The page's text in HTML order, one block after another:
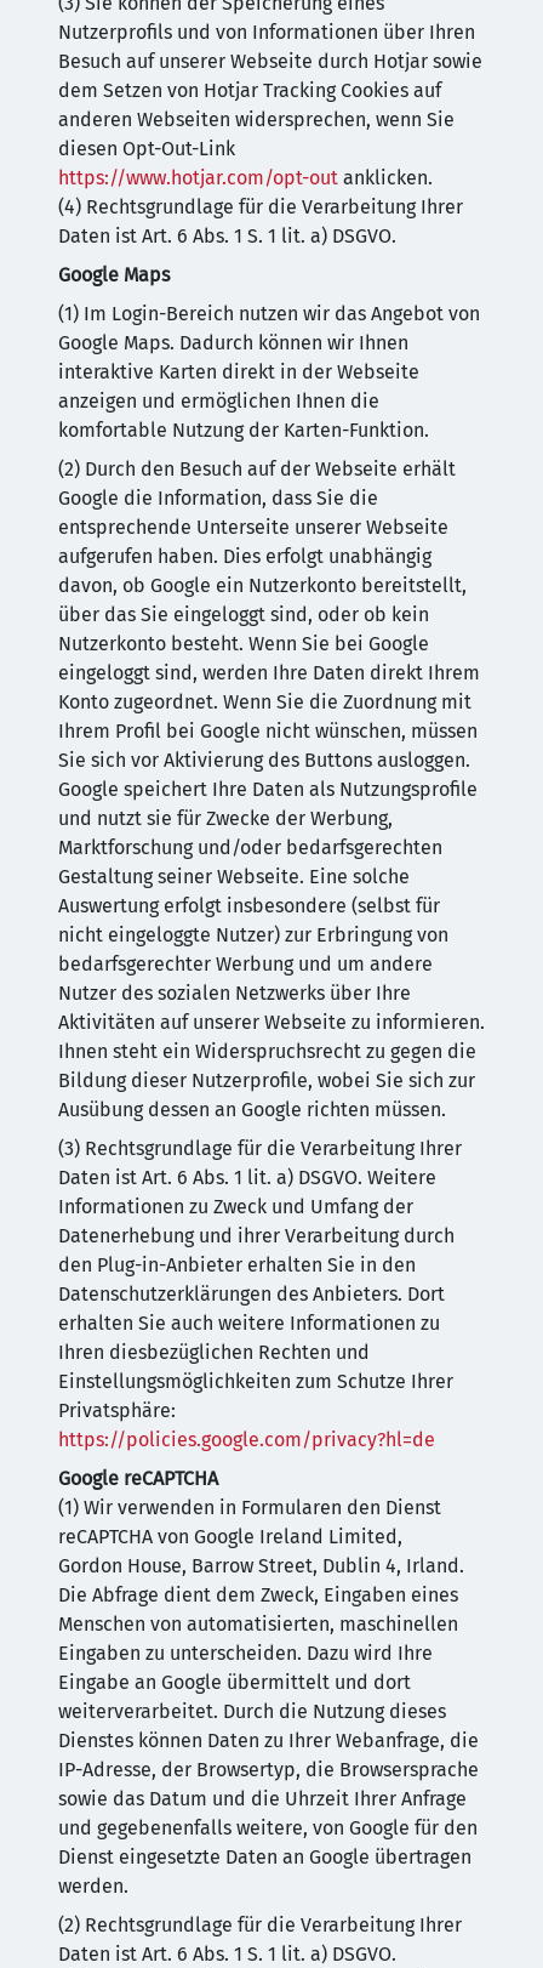
Nutzerprofils und von Informationen über Ihren
Besuch auf unserer Webseite durch Hotjar sowie
dem Setzen von Hotjar Tracking Cookies auf
anderen Webseiten widersprechen, wenn Sie
diesen Opt-Out-Link
https://www.hotjar.com/opt-out anklicken.
(4) Rechtsgrundlage für die Verarbeitung Ihrer
Daten ist Art. 6 Abs. 1 S. 1 lit. a) DSGVO.
Google Maps
(1) Im Login-Bereich nutzen wir das Angebot von
Google Maps. Dadurch können wir Ihnen
interaktive Karten direkt in der Webseite
anzeigen und ermöglichen Ihnen die
komfortable Nutzung der Karten-Funktion.
(2) Durch den Besuch auf der Webseite erhält
Google die Information, dass Sie die
entsprechende Unterseite unserer Webseite
aufgerufen haben. Dies erfolgt unabhängig
davon, ob Google ein Nutzerkonto bereitstellt,
über das Sie eingeloggt sind, oder ob kein
Nutzerkonto besteht. Wenn Sie bei Google
eingeloggt sind, werden Ihre Daten direkt Ihrem
Konto zugeordnet. Wenn Sie die Zuordnung mit
Ihrem Profil bei Google nicht wünschen, müssen
Sie sich vor Aktivierung des Buttons ausloggen.
Google speichert Ihre Daten als Nutzungsprofile
und nutzt sie für Zwecke der Werbung,
Marktforschung und/oder bedarfsgerechten
Gestaltung seiner Webseite. Eine solche
Auswertung erfolgt insbesondere (selbst für
nicht eingeloggte Nutzer) zur Erbringung von
bedarfsgerechter Werbung und um andere
Nutzer des sozialen Netzwerks über Ihre
Aktivitäten auf unserer Webseite zu informieren.
Ihnen steht ein Widerspruchsrecht zu gegen die
Bildung dieser Nutzerprofile, wobei Sie sich zur
Ausübung dessen an Google richten müssen.
(3) Rechtsgrundlage für die Verarbeitung Ihrer
Daten ist Art. 6 Abs. 1 lit. a) DSGVO. Weitere
Informationen zu Zweck und Umfang der
Datenerhebung und ihrer Verarbeitung durch
den Plug-in-Anbieter erhalten Sie in den
Datenschutzerklärungen des Anbieters. Dort
erhalten Sie auch weitere Informationen zu
Ihren diesbezüglichen Rechten und
Einstellungsmöglichkeiten zum Schutze Ihrer
Privatsphäre:
https://policies.google.com/privacy?hl=de
Google reCAPTCHA
(1) Wir verwenden in Formularen den Dienst
reCAPTCHA von Google Ireland Limited,
Gordon House, Barrow Street, Dublin 4, Irland.
Die Abfrage dient dem Zweck, Eingaben eines
Menschen von automatisierten, maschinellen
Eingaben zu unterscheiden. Dazu wird Ihre
Eingabe an Google übermittelt und dort
weiterverarbeitet. Durch die Nutzung dieses
Dienstes können Daten zu Ihrer Webanfrage, die
IP-Adresse, der Browsertyp, die Browsersprache
sowie das Datum und die Uhrzeit Ihrer Anfrage
und gegebenenfalls weitere, von Google für den
Dienst eingesetzte Daten an Google übertragen
werden.
(2) Rechtsgrundlage für die Verarbeitung Ihrer
Daten ist Art. 6 Abs. 1 S. 1 lit. a) DSGVO.